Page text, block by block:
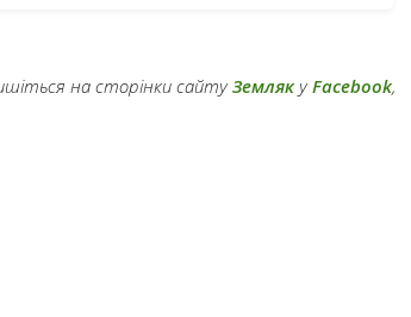
на сторінки сайтуЗемлякуFacebook,